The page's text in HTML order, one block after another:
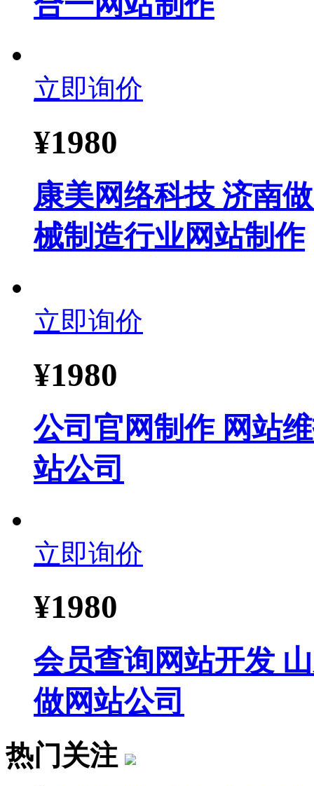
立即询价
¥1980
康美网络科技 济南
械制造行业网站制作
立即询价
¥1980
公司官网制作 网站
站公司
立即询价
¥1980
会员查询网站开发
做网站公司
热门关注